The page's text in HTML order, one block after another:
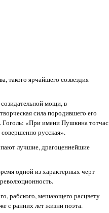
такого ярчайшего созвездия
мощи, в
сила породившего его
Гоголь: «При имени Пушкина тотчас
русская».
лучшие, драгоценнейшие
одной из характерных черт
рабского, мешающего расцвету
с ранних лет жизни поэта.